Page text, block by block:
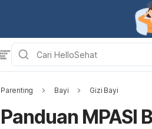
Parenting Bayi Gizi Bayi
Panduan MPASI